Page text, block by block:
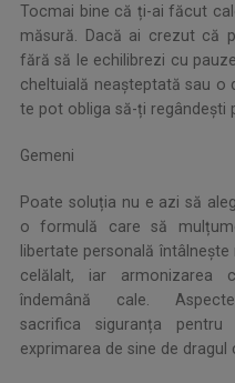
Tocmai bine că ți-ai făcut
măsură. Dacă ai crezut că
fără să le echilibrezi cu
cheltuială neașteptată sau o
te pot obliga să-ți regândești
Gemeni
Poate soluția nu e azi să
o formulă care să
libertate personală
celălalt, iar armonizarea
îndemână cale.
sacrifica siguranța
exprimarea de sine de dragul